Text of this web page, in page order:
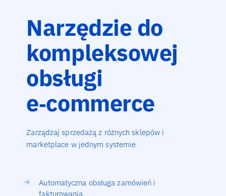
Narzędzie do
kompleksowej
obsługi
e‑commerce
Zarządzaj sprzedażą z różnych sklepów i
marketplace w jednym systemie
Automatyczna obsługa zamówień i
fakturowania